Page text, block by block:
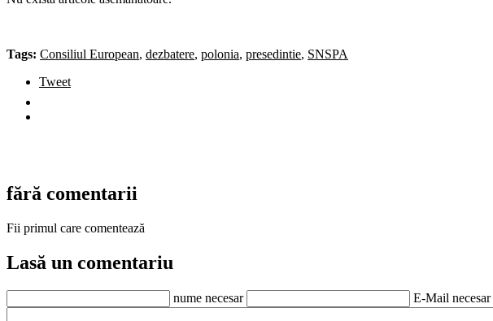
Tags: Consiliul European, dezbatere, polonia, presedintie, SNSPA
Tweet
fără comentarii
Fii primul care comentează
Lasă un comentariu
nume necesar E-Mail necesar